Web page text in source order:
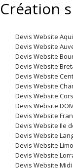
Création
Devis Website
Devis Website
Devis Website
Devis Website
Devis Website
Devis Website
Devis Website
Devis Website
Devis Website
Devis Website Ile
Devis Website
Devis Website
Devis Website
Devis Website